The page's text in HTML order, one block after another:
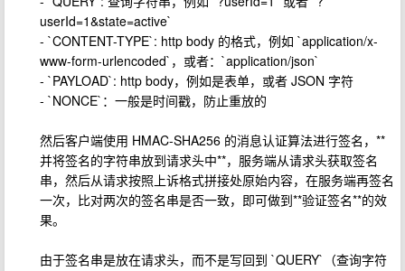
userId=1&state=active`
- `CONTENT-TYPE`: http body 的格式，例如 `application/x-
www-form-urlencoded`，或者：`application/json`
- `PAYLOAD`: http body，例如是表单，或者 JSON 字符
- `NONCE`：一般是时间戳，防止重放的
然后客户端使用 HMAC-SHA256 的消息认证算法进行签名，**
并将签名的字符串放到请求头中**，服务端从请求头获取签名
串，然后从请求按照上诉格式拼接处原始内容，在服务端再签名
一次，比对两次的签名串是否一致，即可做到**验证签名**的效
果。
由于签名串是放在请求头，而不是写回到 `QUERY`（查询字符